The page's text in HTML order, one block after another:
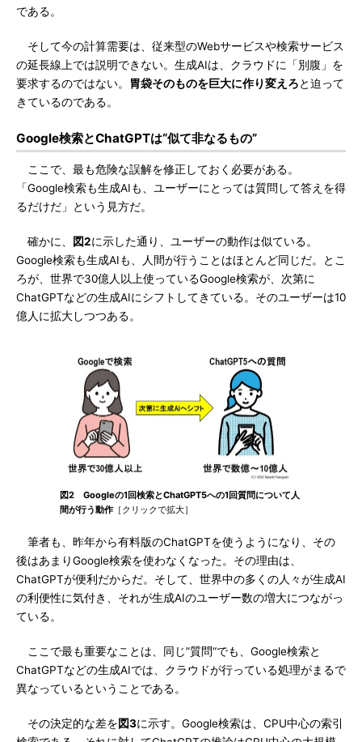
である。
そして今の計算需要は、従来型のWebサービスや検索サービス
の延長線上では説明できない。生成AIは、クラウドに「別腹」を
要求するのではない。
胃袋そのものを巨大に作り変えろと迫って
きているのである。
Google検索とChatGPTは“似て非なるもの”
ここで、最も危険な誤解を修正しておく必要がある。
「Google検索も生成AIも、ユーザーにとっては質問して答えを得
るだけだ」という見方だ。
確かに、 図2に示した通り、ユーザーの動作は似ている。
Google検索も生成AIも、人間が行うことはほとんど同じだ。とこ
ろが、世界で30億人以上使っているGoogle検索が、次第に
ChatGPTなどの生成AIにシフトしてきている。そのユーザーは10
億人に拡大しつつある。
図2 Googleの1回検索とChatGPT5への1回質問について人
間が行う動作 ［クリックで拡大］
筆者も、昨年から有料版のChatGPTを使うようになり、その
後はあまりGoogle検索を使わなくなった。その理由は、
ChatGPTが便利だからだ。そして、世界中の多くの人々が生成AI
の利便性に気付き、それが生成AIのユーザー数の増大につながっ
ている。
ここで最も重要なことは、同じ”質問“でも、Google検索と
ChatGPTなどの生成AIでは、クラウドが行っている処理がまるで
異なっているということである。
その決定的な差を図3に示す。Google検索は、CPU中心の索引